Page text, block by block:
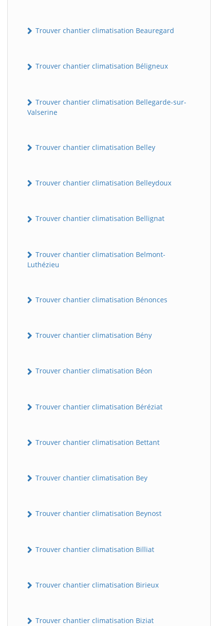
Trouver chantier climatisation Beauregard
Trouver chantier climatisation Béligneux
Trouver chantier climatisation Bellegarde-sur-
Valserine
Trouver chantier climatisation Belley
Trouver chantier climatisation Belleydoux
Trouver chantier climatisation Bellignat
Trouver chantier climatisation Belmont-
Luthézieu
Trouver chantier climatisation Bénonces
Trouver chantier climatisation Bény
Trouver chantier climatisation Béon
Trouver chantier climatisation Béréziat
Trouver chantier climatisation Bettant
Trouver chantier climatisation Bey
Trouver chantier climatisation Beynost
Trouver chantier climatisation Billiat
Trouver chantier climatisation Birieux
Trouver chantier climatisation Biziat